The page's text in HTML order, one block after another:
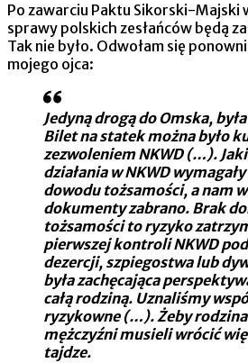
Po zawarciu Paktu Sikorski-Majski
sprawy polskich zesłańców będą
Tak nie było. Odwołam się
mojego ojca:
Jedyną drogą do Omska,
Bilet na statek można było
zezwoleniem NKWD (…).
działania w NKWD
dowodu tożsamości, a nam
dokumenty zabrano. Brak
tożsamości to ryzyko
pierwszej kontroli NKWD
dezercji, szpiegostwa lub
była zachęcająca
całą rodziną. Uznaliśmy
ryzykowne (…). Żeby rodzina
mężczyźni musieli wrócić
tajdze.